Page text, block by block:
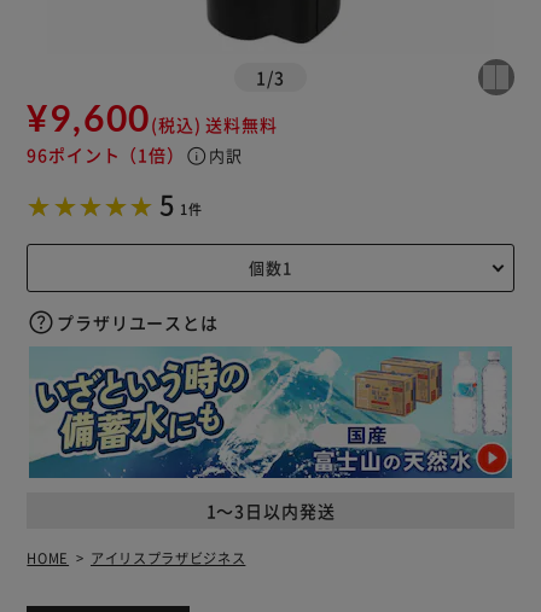
1 /3
¥9,600(税込) 送料無料
96ポイント （1倍） info 内訳
5 1件
1～3日以内発送
プラザリユースとは
HOME アイリスプラザビジネス